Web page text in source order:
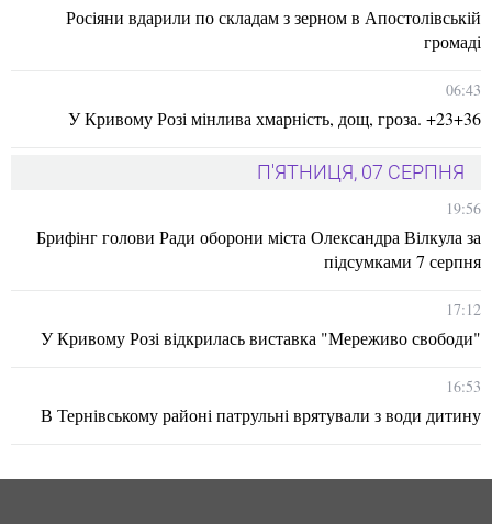
Росіяни вдарили по складам з зерном в Апостолівській
громаді
06:43
У Кривому Розі мінлива хмарність, дощ, гроза. +23+36
П'ЯТНИЦЯ, 07 СЕРПНЯ
19:56
Брифінг голови Ради оборони міста Олександра Вілкула за
підсумками 7 серпня
17:12
У Кривому Розі відкрилась виставка "Мереживо свободи"
16:53
В Тернівському районі патрульні врятували з води дитину